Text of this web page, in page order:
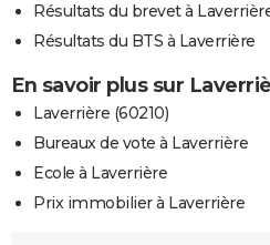
Résultats du brevet à
Résultats du BTS à Laverrière
En savoir plus sur
Laverrière (60210)
Bureaux de vote à Laverrière
Ecole à Laverrière
Prix immobilier à Laverrière